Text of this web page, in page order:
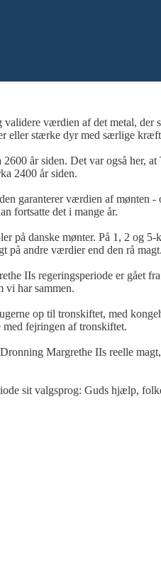
validere værdien af det metal,
eller stærke dyr med særlige
år siden. Det var også her,
2400 år siden.
garanterer værdien af mønten
fortsatte det i mange år.
på danske mønter. På 1, 2 og
andre værdier end den rå
IIs regeringsperiode er
vi har sammen.
op til tronskiftet, med
fejringen af tronskiftet.
Margrethe IIs reelle
sit valgsprog: Guds hjælp,